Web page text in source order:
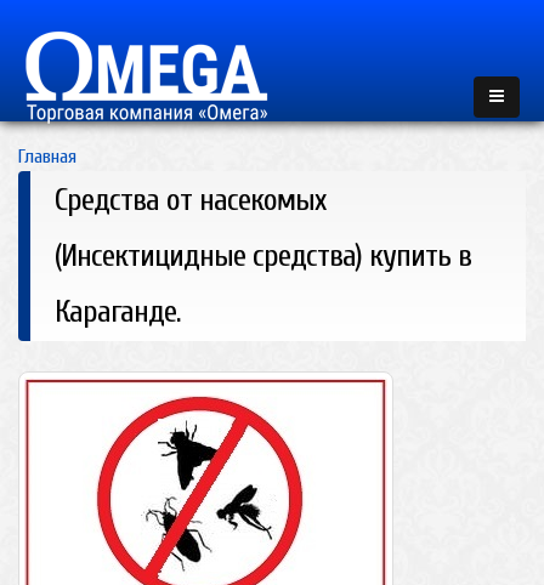
Главная
Средства от насекомых
(Инсектицидные средства) купить в
Караганде.